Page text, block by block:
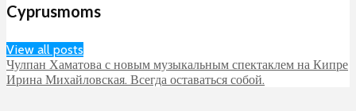
Cyprusmoms
View all posts
Чулпан Хаматова с новым музыкальным спектаклем на Кипре
Ирина Михайловская. Всегда оставаться собой.